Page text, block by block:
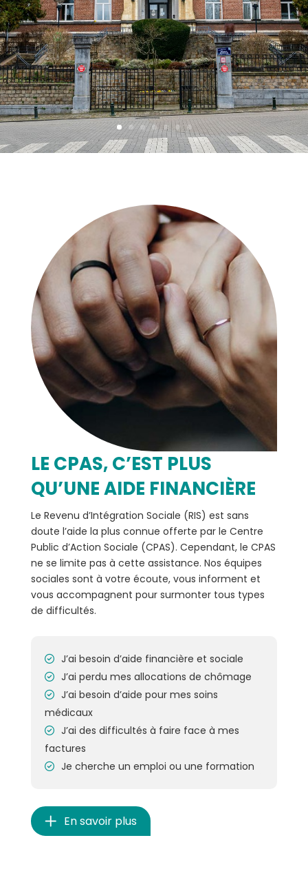
LE CPAS, C’EST PLUS
QU’UNE AIDE FINANCIÈRE
Le Revenu d’Intégration Sociale (RIS) est sans
doute l’aide la plus connue offerte par le Centre
Public d’Action Sociale (CPAS). Cependant, le CPAS
ne se limite pas à cette assistance. Nos équipes
sociales sont à votre écoute, vous informent et
vous accompagnent pour surmonter tous types
de difficultés.
J’ai besoin d’aide financière et sociale
J’ai perdu mes allocations de chômage
J’ai besoin d’aide pour mes soins
médicaux
J’ai des difficultés à faire face à mes
factures
Je cherche un emploi ou une formation
En savoir plus